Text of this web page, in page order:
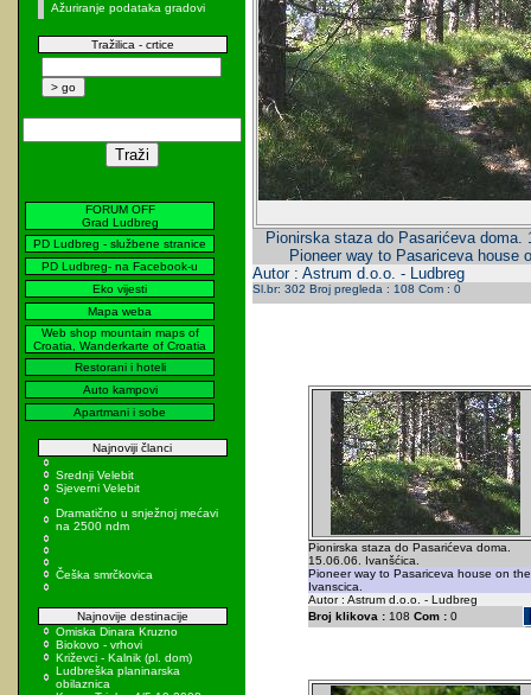
Ažuriranje podataka gradovi
Tražilica - crtice
FORUM OFF
Grad Ludbreg
PD Ludbreg - službene stranice
PD Ludbreg- na Facebook-u
Eko vijesti
Mapa weba
Web shop mountain maps of
Croatia, Wanderkarte of Croatia
Restorani i hoteli
Auto kampovi
Apartmani i sobe
Najnoviji članci
Srednji Velebit
Sjeverni Velebit
Dramatično u snježnoj mećavi
na 2500 ndm
Češka smrčkovica
Najnovije destinacije
Omiska Dinara Kruzno
Biokovo - vrhovi
Križevci - Kalnik (pl. dom)
Ludbreška planinarska
obilaznica
Pionirska staza do Pasarićeva doma.
Pioneer way to Pasariceva house
Autor : Astrum d.o.o. - Ludbreg
Sl.br: 302 Broj pregleda : 108 Com : 0
Pionirska staza do Pasarićeva doma.
15.06.06. Ivanšćica.
Pioneer way to Pasariceva house on the
Ivanscica.
Autor : Astrum d.o.o. - Ludbreg
Broj klikova :108 Com :0